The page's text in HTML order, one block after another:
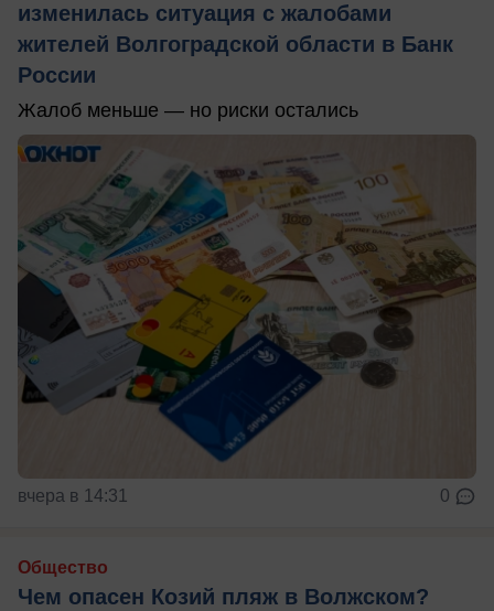
изменилась ситуация с жалобами
жителей Волгоградской области в Банк
России
Жалоб меньше — но риски остались
вчера в 14:31 0
Общество
Чем опасен Козий пляж в Волжском?